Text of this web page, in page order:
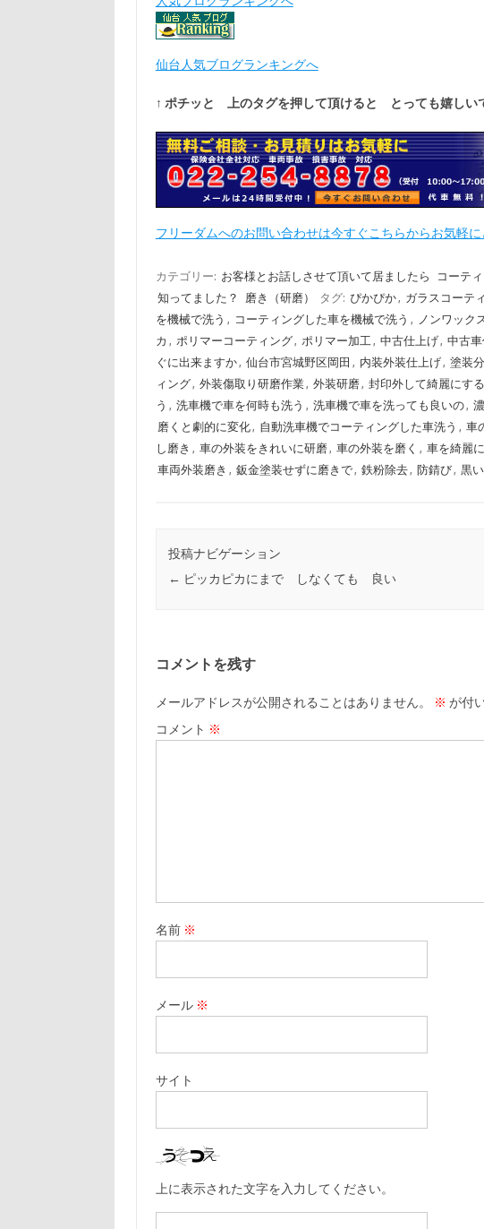
仙台人気ブログランキングへ
↑ ポチッと 上のタグを押して頂けると とっても嬉しい
フリーダムへのお問い合わせは今すぐこちらからお気軽に
カテゴリー: お客様とお話しさせて頂いて居ましたら コーテ
知ってました？
磨き（研磨） タグ: ぴかぴか, ガラスコーテ
を機械で洗う , コーティングした車を機械で洗う , ノンワック
カ , ポリマーコーティング, ポリマー加工 , 中古仕上げ, 中古
ぐに出来ますか, 仙台市宮城野区岡田 , 内装外装仕上げ, 塗装
ィング, 外装傷取り研磨作業, 外装研磨, 封印外して綺麗にする
う , 洗車機で車を何時も洗う , 洗車機で車を洗っても良いの,
磨くと劇的に変化, 自動洗車機でコーティングした車洗う , 車
し磨き , 車の外装をきれいに研磨, 車の外装を磨く , 車を綺麗
車両外装磨き , 鈑金塗装せずに磨きで, 鉄粉除去, 防錆び, 黒
投稿ナビゲーション
← ピッカピカにまで しなくても 良い
コメントを残す
メールアドレスが公開されることはありません。 ※ が付
コメント ※
名前 ※
メール ※
サイト
上に表示された文字を入力してください。